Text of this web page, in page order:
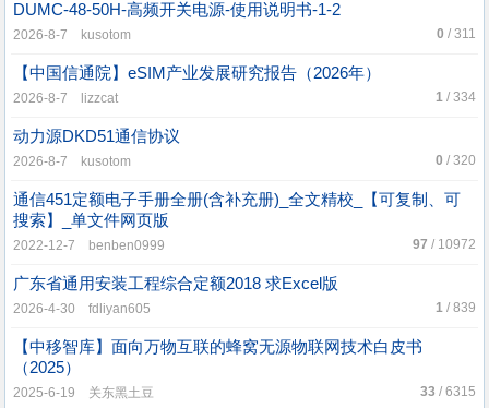
DUMC-48-50H-高频开关电源-使用说明书-1-2
0 / 311
2026-8-7 kusotom
【中国信通院】eSIM产业发展研究报告（2026年）
1 / 334
2026-8-7 lizzcat
动力源DKD51通信协议
0 / 320
2026-8-7 kusotom
通信451定额电子手册全册(含补充册)_全文精校_【可复制、可
搜索】_单文件网页版
97 / 10972
2022-12-7 benben0999
广东省通用安装工程综合定额2018 求Excel版
1 / 839
2026-4-30 fdliyan605
【中移智库】面向万物互联的蜂窝无源物联网技术白皮书
（2025）
33 / 6315
2025-6-19 关东黑土豆